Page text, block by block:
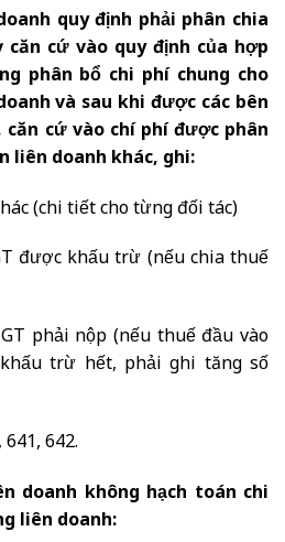
quy định phải phân chia
cứ vào quy định của hợp
phân bổ chi phí chung cho
và sau khi được các bên
cứ vào chí phí được phân
liên doanh khác, ghi:
(chi tiết cho từng đối tác)
được khấu trừ (nếu chia thuế
phải nộp (nếu thuế đầu vào
trừ hết, phải ghi tăng số
642.
doanh không hạch toán chi
liên doanh: